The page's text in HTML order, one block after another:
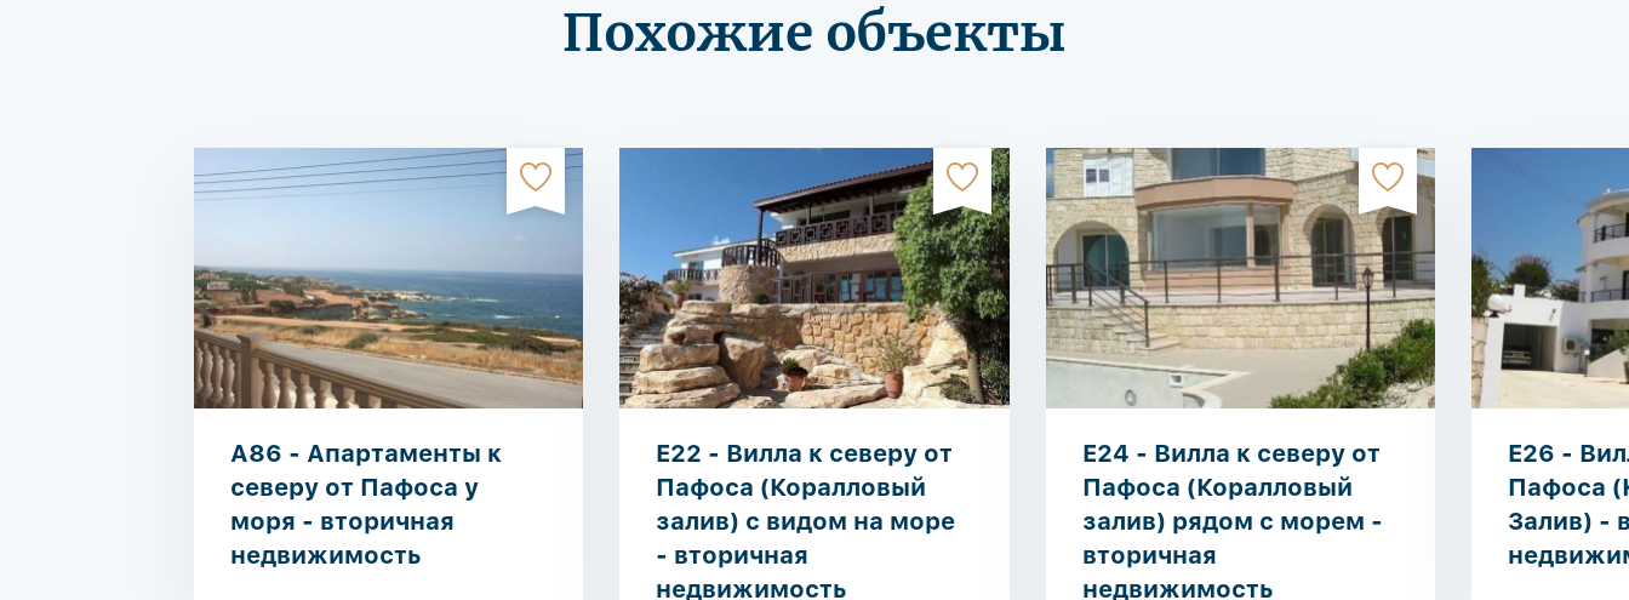
Похожие объекты
A86 - Апартаменты к
северу от Пафоса у
моря - вторичная
недвижимость
E22 - Вилла к северу от
Пафоса (Коралловый
залив) с видом на море
- вторичная
недвижимость
E24 - Вилла к северу от
Пафоса (Коралловый
залив) рядом с морем -
вторичная
недвижимость
E26 -
Пафоса
Залив) -